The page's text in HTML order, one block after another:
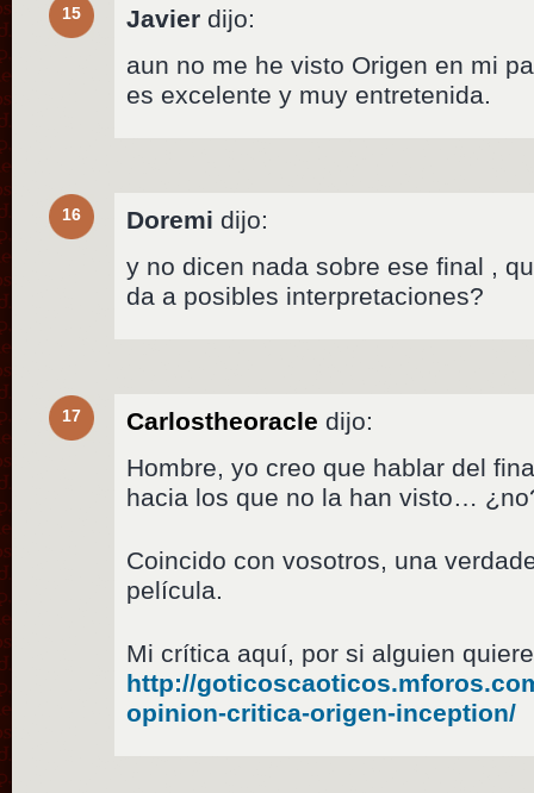
15 Javier dijo:
aun no me he visto Origen en mi
es excelente y muy entretenida.
16 Doremi dijo:
y no dicen nada sobre ese final ,
da a posibles interpretaciones?
17 Carlostheoracle dijo:
Hombre, yo creo que hablar del
hacia los que no la han visto…
Coincido con vosotros, una
película.
Mi crítica aquí, por si alguien
http://
opinion-critica-origen-inception/